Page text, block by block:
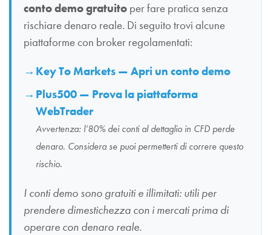
conto demo gratuito per fare pratica senza
rischiare denaro reale. Di seguito trovi alcune
piattaforme con broker regolamentati:
Key To Markets — Apri un conto demo
Plus500 — Prova la piattaforma
WebTrader
Avvertenza: l’80% dei conti al dettaglio in CFD perde
denaro. Considera se puoi permetterti di correre questo
rischio.
I conti demo sono gratuiti e illimitati: utili per
prendere dimestichezza con i mercati prima di
operare con denaro reale.